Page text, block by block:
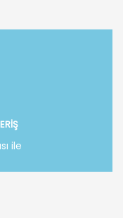
ile